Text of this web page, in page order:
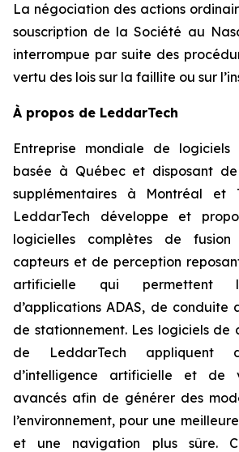
La négociation des actions
souscription de la Société au
interrompue par suite des
vertu des lois sur la faillite ou sur
À propos de LeddarTech
Entreprise mondiale de logiciels
basée à Québec et disposant
supplémentaires à Montréal et
LeddarTech développe et
logicielles complètes de
capteurs et de perception
artificielle qui permettent
d’applications ADAS, de conduite
de stationnement. Les logiciels de
de LeddarTech appliquent
d’intelligence artificielle et de
avancés afin de générer des
l’environnement, pour une
et une navigation plus sûre.